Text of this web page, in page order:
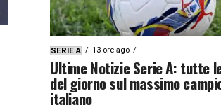
SERIE A 13 ore ago
Ultime Notizie Serie A: tutte
del giorno sul massimo
italiano